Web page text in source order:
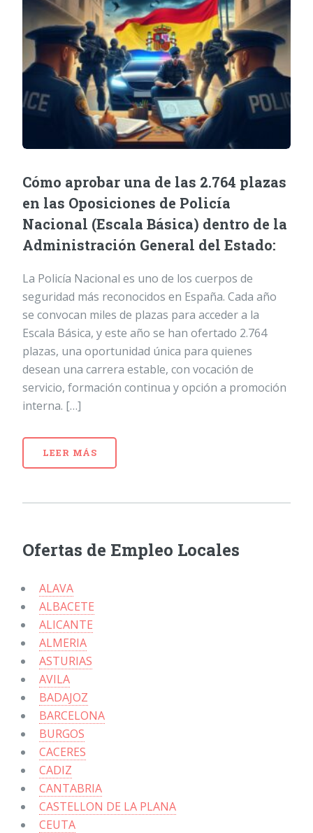
Cómo aprobar una de las 2.764 plazas
en las Oposiciones de Policía
Nacional (Escala Básica) dentro de la
Administración General del Estado:
La Policía Nacional es uno de los cuerpos de
seguridad más reconocidos en España. Cada año
se convocan miles de plazas para acceder a la
Escala Básica, y este año se han ofertado 2.764
plazas, una oportunidad única para quienes
desean una carrera estable, con vocación de
servicio, formación continua y opción a promoción
interna. […]
LEER MÁS
Ofertas de Empleo Locales
ALAVA
ALBACETE
ALICANTE
ALMERIA
ASTURIAS
AVILA
BADAJOZ
BARCELONA
BURGOS
CACERES
CADIZ
CANTABRIA
CASTELLON DE LA PLANA
CEUTA